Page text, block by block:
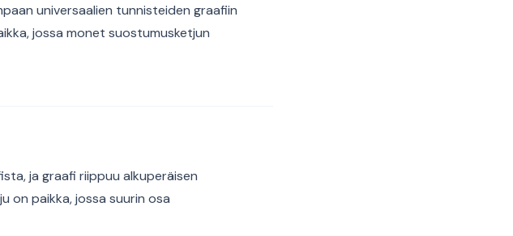
universaalien tunnisteiden graafiin
jossa monet suostumusketjun
ja graafi riippuu alkuperäisen
on paikka, jossa suurin osa